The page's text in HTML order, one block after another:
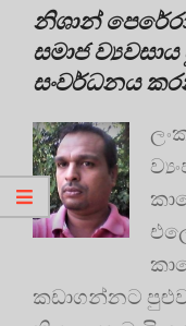
නිශාන්
සමාජ
සංවර්ධනය
කඩාගන්නට